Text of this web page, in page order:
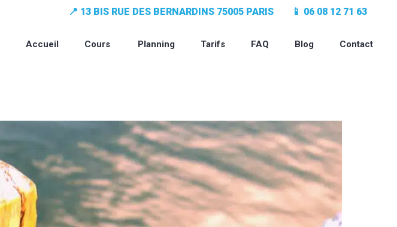
📍 13 BIS RUE DES BERNARDINS 75005 PARIS 📱 06 08 12 71 63
Accueil Cours Planning Tarifs FAQ Blog Contact